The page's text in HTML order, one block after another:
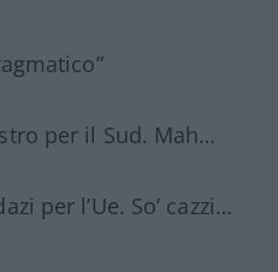
per il Sud. Mah…
per l’Ue. So’ cazzi…